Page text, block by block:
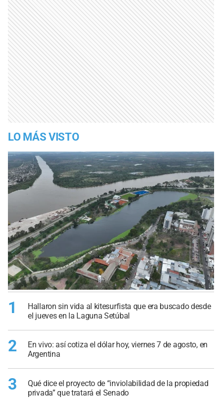
LO MÁS VISTO
1
Hallaron sin vida al kitesurfista que era buscado desde
el jueves en la Laguna Setúbal
2
En vivo: así cotiza el dólar hoy, viernes 7 de agosto, en
Argentina
3
Qué dice el proyecto de “inviolabilidad de la propiedad
privada” que tratará el Senado